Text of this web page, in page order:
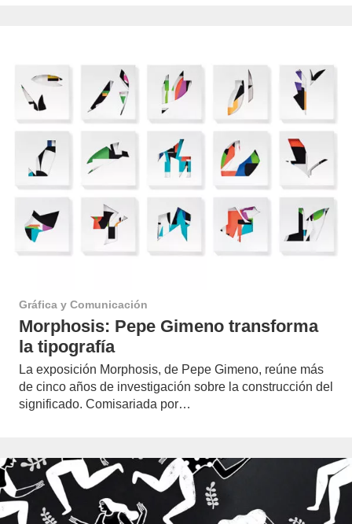
Gráfica y Comunicación
Morphosis: Pepe Gimeno transforma
la tipografía
La exposición Morphosis, de Pepe Gimeno, reúne más
de cinco años de investigación sobre la construcción del
significado. Comisariada por…